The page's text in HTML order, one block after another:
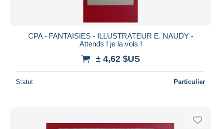
Mastercard
iDeal
Maestro
Résidence du vendeur
CPA - FANTAISIES - ILLUSTRATEUR E. NAUDY -
Attends ! je la vois !
± 4,62 $US
Statut Particulier